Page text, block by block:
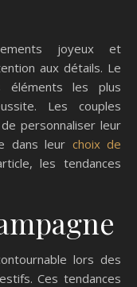
aux détails. Le
éléments les plus
Les couples
de personnaliser leur
dans leur choix de
les tendances
lors des
Ces tendances